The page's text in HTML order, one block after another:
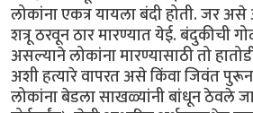
लोकांना एकत्र यायला बंदी होती. जर
शत्रू ठरवून ठार मारण्यात येई. बंदुकीची
असल्याने लोकांना मारण्यासाठी तो
अशी हत्यारे वापरत असे किंवा जिवंत
लोकांना बेडला साखळ्यांनी बांधून ठेवले